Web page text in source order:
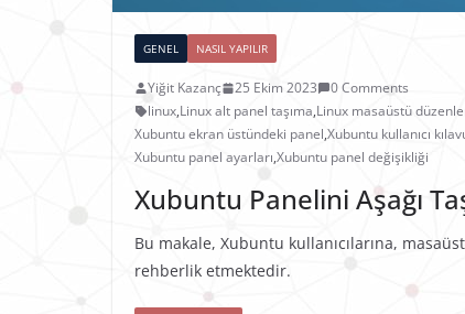
GENEL NASIL YAPILIR
Yiğit Kazanç 25 Ekim 2023
0 Comments
linux,Linux alt panel taşıma,Linux masaüstü
Xubuntu ekran üstündeki panel,Xubuntu kullanıcı
Xubuntu panel ayarları,Xubuntu panel değişikliği
Xubuntu Panelini Aşağı
Bu makale, Xubuntu kullanıcılarına,
rehberlik etmektedir.